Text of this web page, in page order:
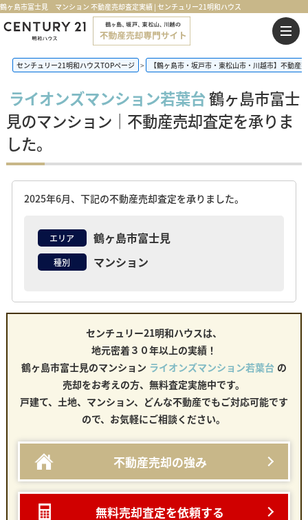
鶴ヶ島市富士見 マンション 不動産売却査定実績 | センチュリー21明和ハウス
センチュリー21明和ハウスTOPページ 【鶴ヶ島市・坂戸市・東松山市・川越市】不動産
ライオンズマンション若葉台鶴ヶ島市富士
見のマンション｜不動産売却査定を承りま
した。
2025年6月、下記の不動産売却査定を承りました。
エリア 鶴ヶ島市富士見
種別 マンション
センチュリー21明和ハウスは、
地元密着３０年以上の実績！
鶴ヶ島市富士見のマンション ライオンズマンション若葉台 の
売却をお考えの方、無料査定実施中です。
戸建て、土地、マンション、どんな不動産でもご対応可能です
ので、お気軽にご相談ください。
不動産売却の強み
無料売却査定を依頼する